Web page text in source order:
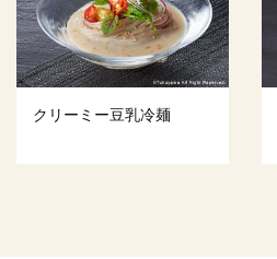
クリーミー豆乳冷麺